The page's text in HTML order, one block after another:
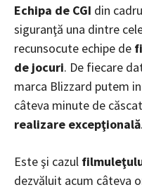
Echipa de CGI din
siguranţă una dintre
recunsocute echipe de
de jocuri. De fiecare
marca Blizzard putem
câteva minute de
realizare excepţională.
Este şi cazul
dezvăluit acum câteva